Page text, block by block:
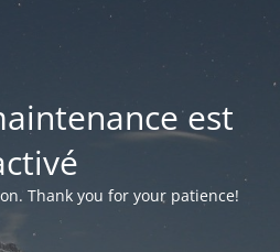
est
Thank you for your patience!